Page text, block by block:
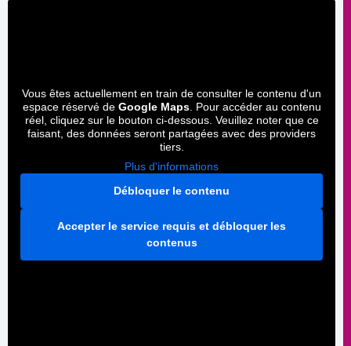
Vous êtes actuellement en train de consulter le contenu d'un
espace réservé de Google Maps. Pour accéder au contenu
réel, cliquez sur le bouton ci-dessous. Veuillez noter que ce
faisant, des données seront partagées avec des providers
tiers.
Plus d'informations
Débloquer le contenu
Accepter le service requis et débloquer les
contenus